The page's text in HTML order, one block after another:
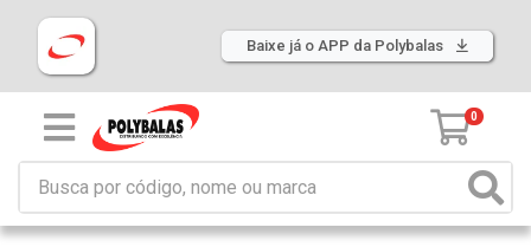
Baixe já o APP da Polybalas
0